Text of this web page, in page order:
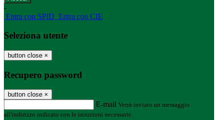
-
Entra con SPID Entra con CIE
Seleziona utente
button close ×
Recupero password
button close ×
E-mail Verrà inviato un messaggio
all'indirizzo indicato con le istruzioni necessarie.